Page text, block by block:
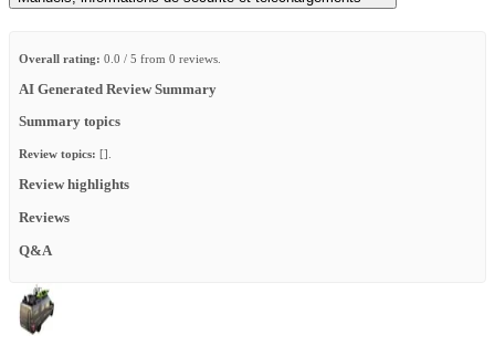
Overall rating: 0.0 / 5 from 0 reviews.
AI Generated Review Summary
Summary topics
Review topics: [].
Review highlights
Reviews
Q&A